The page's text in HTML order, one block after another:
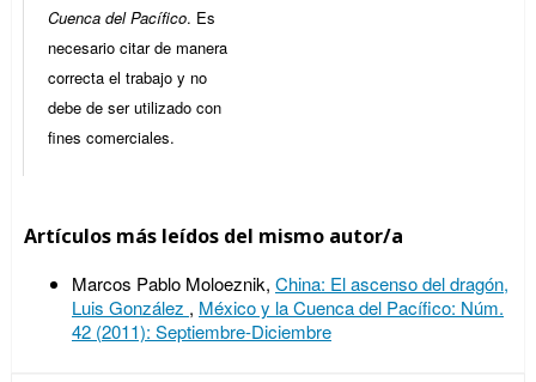
Cuenca del Pacífico. Es
necesario citar de manera
correcta el trabajo y no
debe de ser utilizado con
fines comerciales.
Artículos más leídos del mismo autor/a
Marcos Pablo Moloeznik, China: El ascenso del dragón,
Luis González , México y la Cuenca del Pacífico: Núm.
42 (2011): Septiembre-Diciembre